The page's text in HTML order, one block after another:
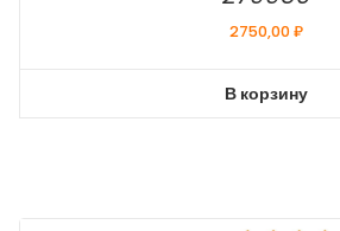
2750,00₽
В корзину